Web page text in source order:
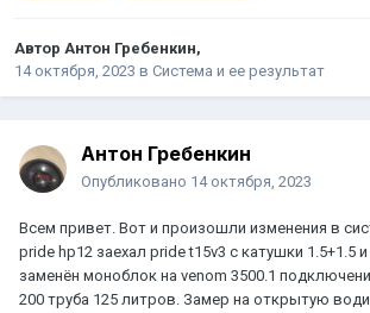
Автор Антон Гребенкин,
14 октября, 2023 в Система и ее результат
Антон Гребенкин
Опубликовано 14 октября, 2023
Всем привет. Вот и произошли изменения в
pride hp12 заехал pride t15v3 с катушки 1.5+1.5
заменён моноблок на venom 3500.1
200 труба 125 литров. Замер на открытую